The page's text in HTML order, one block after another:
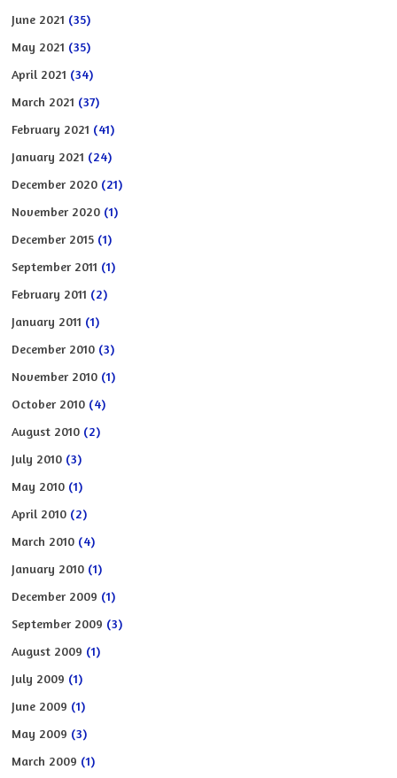
June 2021 (35)
May 2021 (35)
April 2021 (34)
March 2021 (37)
February 2021 (41)
January 2021 (24)
December 2020 (21)
November 2020 (1)
December 2015 (1)
September 2011 (1)
February 2011 (2)
January 2011 (1)
December 2010 (3)
November 2010 (1)
October 2010 (4)
August 2010 (2)
July 2010 (3)
May 2010 (1)
April 2010 (2)
March 2010 (4)
January 2010 (1)
December 2009 (1)
September 2009 (3)
August 2009 (1)
July 2009 (1)
June 2009 (1)
May 2009 (3)
March 2009 (1)